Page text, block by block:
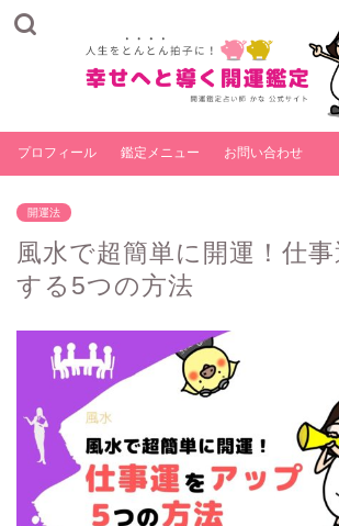
プロフィール 鑑定メニュー お問い合わせ
開運法
風水で超簡単に開運！仕
する5つの方法